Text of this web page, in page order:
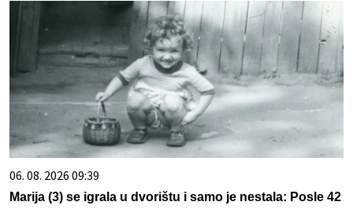
06. 08. 2026 09:39
Marija (3) se igrala u dvorištu i samo je nestala: Posle 42